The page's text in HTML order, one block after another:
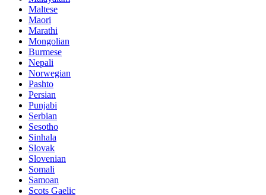
Maltese
Maori
Marathi
Mongolian
Burmese
Nepali
Norwegian
Pashto
Persian
Punjabi
Serbian
Sesotho
Sinhala
Slovak
Slovenian
Somali
Samoan
Scots Gaelic